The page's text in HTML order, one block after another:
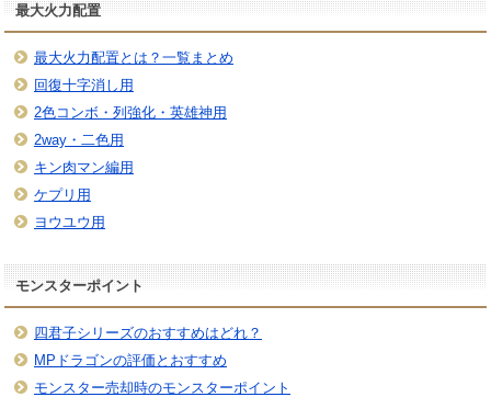
最大火力配置
最大火力配置とは？一覧まとめ
回復十字消し用
2色コンボ・列強化・英雄神用
2way・二色用
キン肉マン編用
ケプリ用
ヨウユウ用
モンスターポイント
四君子シリーズのおすすめはどれ？
MPドラゴンの評価とおすすめ
モンスター売却時のモンスターポイント